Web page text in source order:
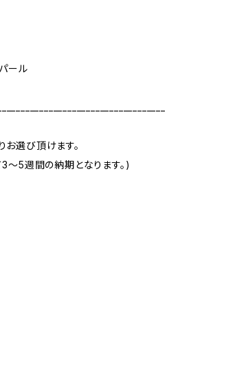
ール
選び頂けます。
～5週間の納期となります。)